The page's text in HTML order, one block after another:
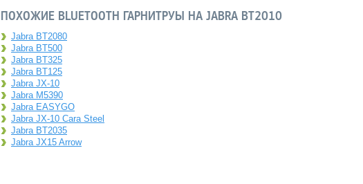
ПОХОЖИЕ BLUETOOTH ГАРНИТРУЫ НА JABRA BT2010
Jabra BT2080
Jabra BT500
Jabra BT325
Jabra BT125
Jabra JX-10
Jabra M5390
Jabra EASYGO
Jabra JX-10 Cara Steel
Jabra BT2035
Jabra JX15 Arrow